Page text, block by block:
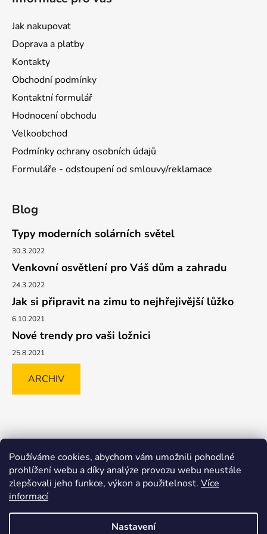
Používáme cookies, abychom vám umožnili pohodlné
prohlížení webu a díky analýze provozu webu neustále
zlepšovali jeho funkce, výkon a použitelnost. Více
informací
Nastavení
Jak nakupovat
Doprava a platby
Kontakty
Obchodní podmínky
Kontaktní formulář
Hodnocení obchodu
Velkoobchod
Podmínky ochrany osobních údajů
Formuláře - odstoupení od smlouvy/reklamace
Blog
Typy moderních solárních světel
30.3.2022
Venkovní osvětlení pro Váš dům a zahradu
24.3.2022
Jak si připravit na zimu to nejhřejivější lůžko
6.10.2021
Nové trendy pro vaši ložnici
25.8.2021
ARCHIV
MALL.CZ